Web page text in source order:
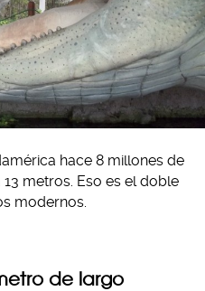
hace 8 millones de
metros. Eso es el doble
modernos.
de largo